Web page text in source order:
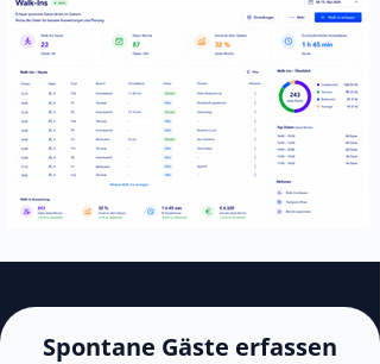
Spontane Gäste erfassen